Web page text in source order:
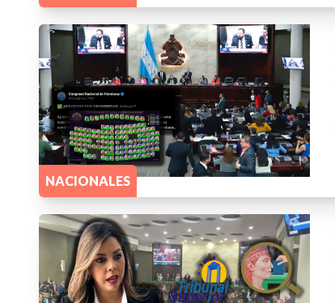
NACIONALES